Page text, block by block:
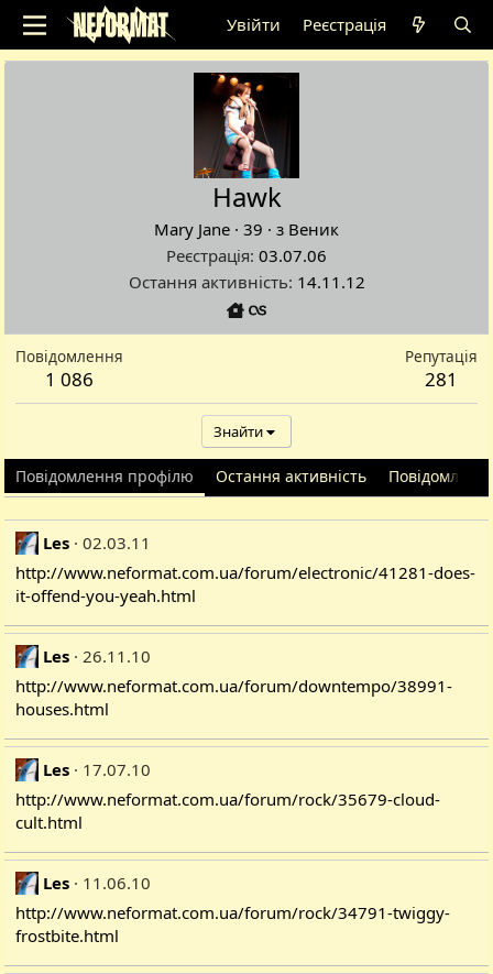
Увійти Реєстрація
Hawk
Mary Jane · 39 · з Веник
Реєстрація 03.07.06
Остання активність 14.11.12
Повідомлення
1 086
Репутація
281
Знайти
Повідомлення профілю Остання активність
Les
02.03.11
http://www.neformat.com.ua/forum/electronic/41281-does-
it-offend-you-yeah.html
Les
26.11.10
http://www.neformat.com.ua/forum/downtempo/38991-
houses.html
Les
17.07.10
http://www.neformat.com.ua/forum/rock/35679-cloud-
cult.html
Les
11.06.10
http://www.neformat.com.ua/forum/rock/34791-twiggy-
frostbite.html